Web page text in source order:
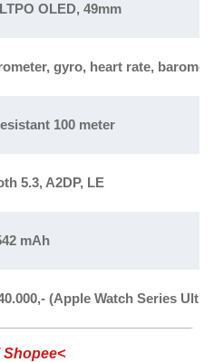
OLED, 49mm
gyro, heart rate,
100 meter
5.3, A2DP, LE
mAh
(Apple Watch Series Ultra
Shopee<